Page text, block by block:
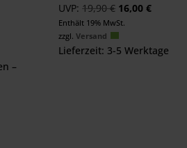
–
UVP: 19,90€ Ursprünglicher
Preis
war:
19,90 €
16,00€Aktueller
16,00 €.
Enthält 19% MwSt.
zzgl.Versand
Lieferzeit: 3-5 Werktage